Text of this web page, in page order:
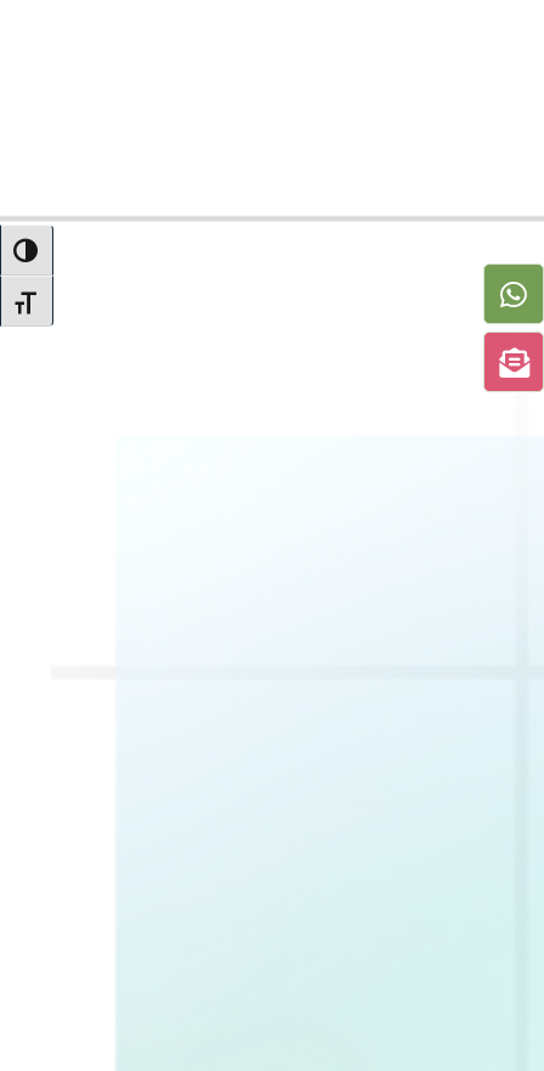
UMSCHALTEN AUF HOHE KONTRASTE
SCHRIFT VERGRÖSSERN